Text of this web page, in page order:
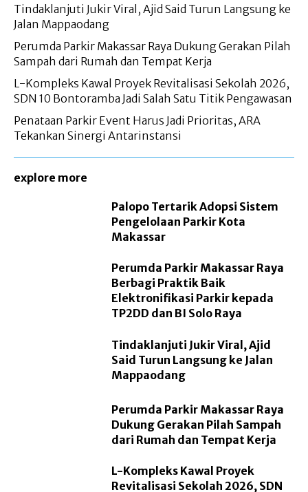
Tindaklanjuti Jukir Viral, Ajid Said Turun Langsung ke
Jalan Mappaodang
Perumda Parkir Makassar Raya Dukung Gerakan Pilah
Sampah dari Rumah dan Tempat Kerja
L-Kompleks Kawal Proyek Revitalisasi Sekolah 2026,
SDN 10 Bontoramba Jadi Salah Satu Titik Pengawasan
Penataan Parkir Event Harus Jadi Prioritas, ARA
Tekankan Sinergi Antarinstansi
explore more
Palopo Tertarik Adopsi Sistem
Pengelolaan Parkir Kota
Makassar
Perumda Parkir Makassar Raya
Berbagi Praktik Baik
Elektronifikasi Parkir kepada
TP2DD dan BI Solo Raya
Tindaklanjuti Jukir Viral, Ajid
Said Turun Langsung ke Jalan
Mappaodang
Perumda Parkir Makassar Raya
Dukung Gerakan Pilah Sampah
dari Rumah dan Tempat Kerja
L-Kompleks Kawal Proyek
Revitalisasi Sekolah 2026, SDN